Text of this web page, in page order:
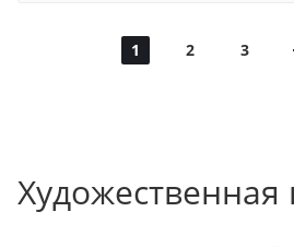
1 2 3
Художественная